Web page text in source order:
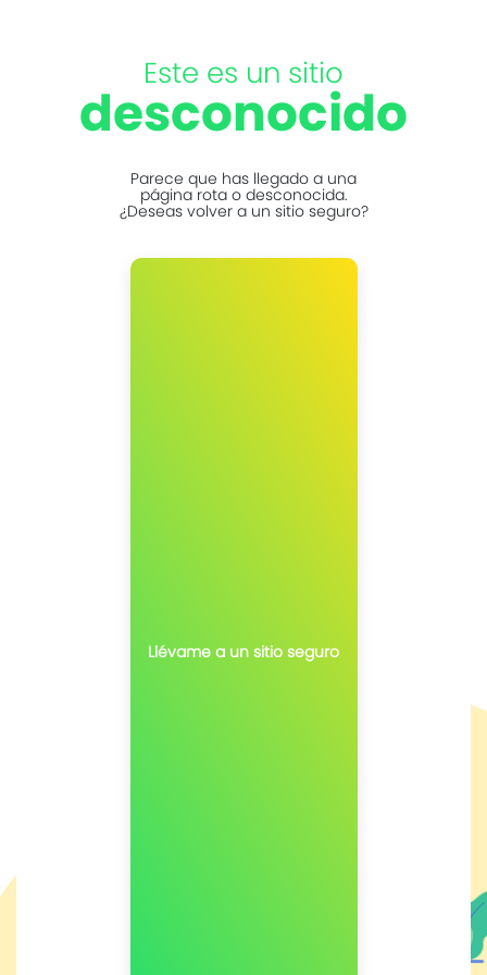
Este es un sitio
desconocido
Parece que has llegado a una
página rota o desconocida.
¿Deseas volver a un sitio seguro?
Llévame a un sitio seguro